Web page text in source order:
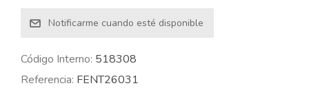
Código Interno: 518308
Referencia: FENT26031